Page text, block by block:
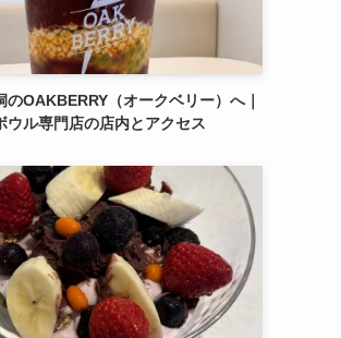
のOAKBERRY（オークベリー）へ｜
ウル専門店の店内とアクセス